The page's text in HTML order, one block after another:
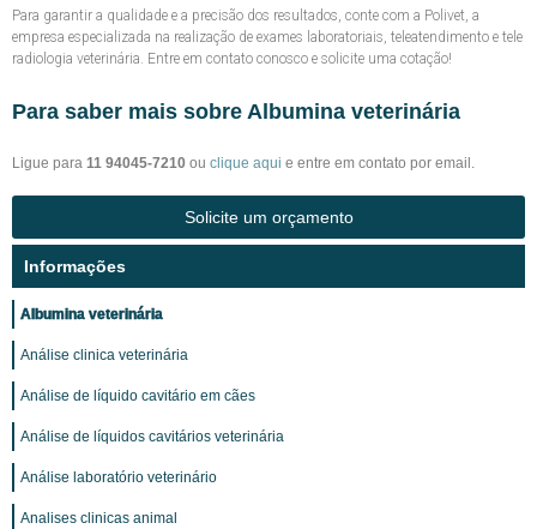
Para garantir a qualidade e a precisão dos resultados, conte com a Polivet, a
empresa especializada na realização de exames laboratoriais, teleatendimento e tele
radiologia veterinária. Entre em contato conosco e solicite uma cotação!
Para saber mais sobre Albumina veterinária
Ligue para 11 94045-7210 ou clique aqui e entre em contato por email.
Solicite um orçamento
Informações
Albumina veterinária
Análise clinica veterinária
Análise de líquido cavitário em cães
Análise de líquidos cavitários veterinária
Análise laboratório veterinário
Analises clinicas animal